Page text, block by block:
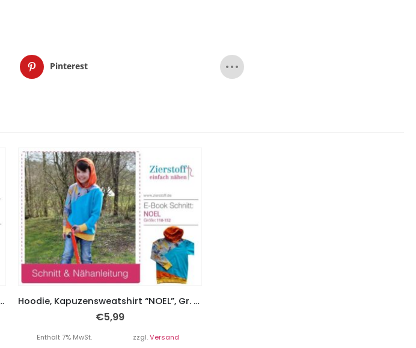
Pinterest
Gr. 62 – 104 Hoodie, Kapuzensweatshirt “NOEL”, Gr. 110 – 152
€5,99
Enthält 7% MwSt. zzgl.Versand